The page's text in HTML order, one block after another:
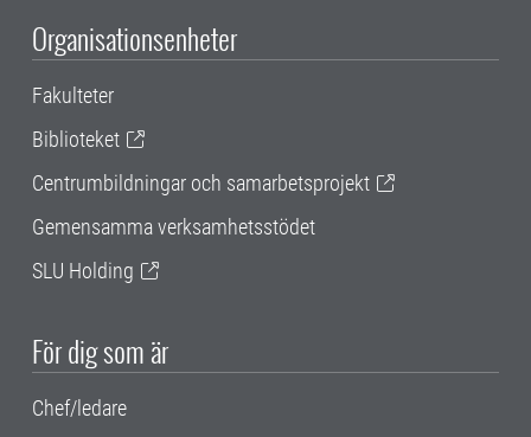
Organisationsenheter
Fakulteter
Biblioteket
Centrumbildningar och samarbetsprojekt
Gemensamma verksamhetsstödet
SLU Holding
För dig som är
Chef/ledare